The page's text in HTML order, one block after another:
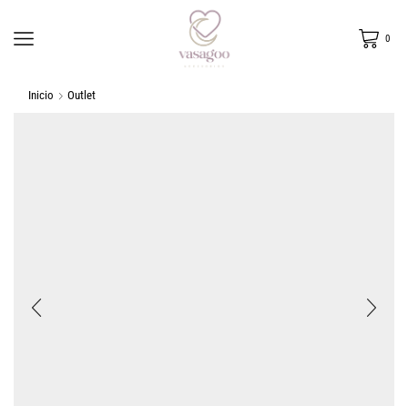
0
Inicio Outlet